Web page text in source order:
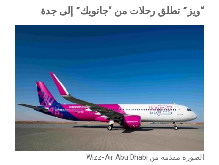
“ويز” تطلق رحلات من “جاتويك” إلى جدة
الصورة مقدمة من Wizz-Air Abu Dhabi